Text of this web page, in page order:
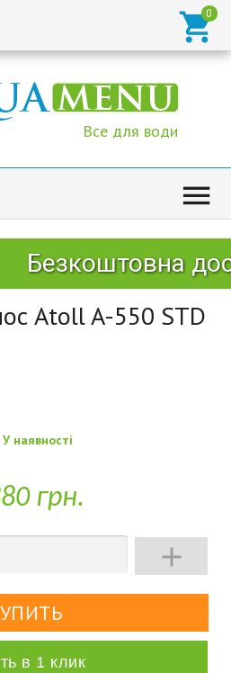

Все для води

Безкоштовна
Atoll A-550 STD
У наявності
грн.

в 1 клик